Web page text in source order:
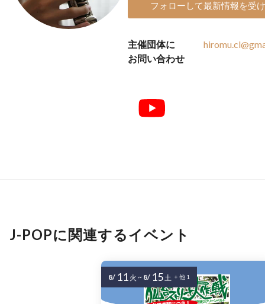
フォローして最新情報を受
主催団体に
お問い合わせ
J-POPに関連するイベント
8/ 11 火 ~ 8/ 15土 + 他 1